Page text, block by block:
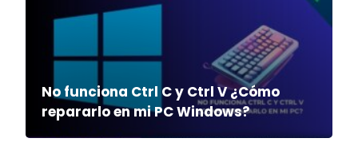
No funciona Ctrl C y Ctrl V ¿Cómo
repararlo en mi PC Windows?